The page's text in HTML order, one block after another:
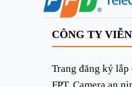
CÔNG TY
Trang đăng ký